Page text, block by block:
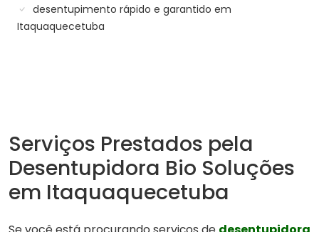
desentupimento rápido e garantido em
Itaquaquecetuba
Serviços Prestados pela
Desentupidora Bio Soluções
em Itaquaquecetuba